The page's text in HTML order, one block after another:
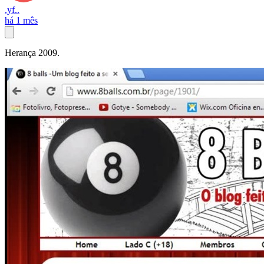
.yf..
há 1 mês
Herança 2009.